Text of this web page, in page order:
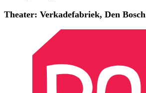
Theater: Verkadefabriek, Den Bosch